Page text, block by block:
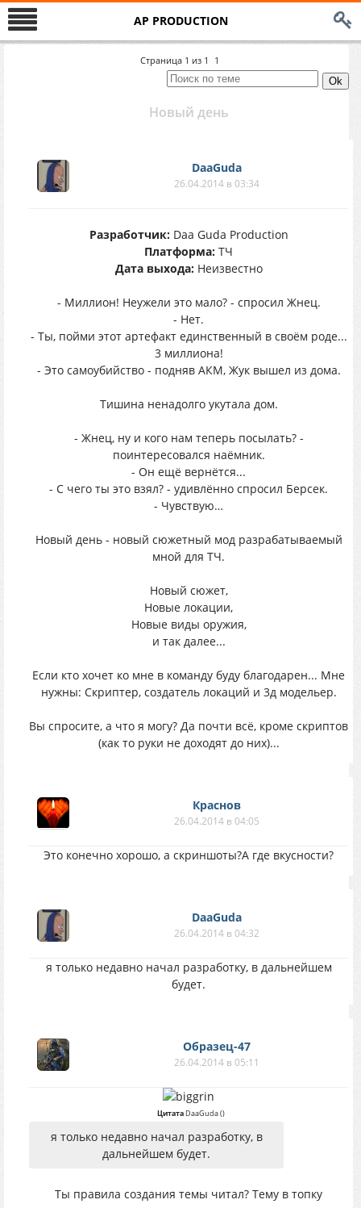
AP PRODUCTION
Страница 1 из 1 1
Новый день
DaaGuda
26.04.2014 в 03:34
Разработчик:Daa Guda Production
Платформа: ТЧ
Дата выхода:Неизвестно
- Миллион! Неужели это мало? - спросил Жнец.
- Нет.
- Ты, пойми этот артефакт единственный в своём роде...
3 миллиона!
- Это самоубийство - подняв АКМ, Жук вышел из дома.
Тишина ненадолго укутала дом.
- Жнец, ну и кого нам теперь посылать? -
поинтересовался наёмник.
- Он ещё вернётся...
- С чего ты это взял? - удивлённо спросил Берсек.
- Чувствую…
Новый день - новый сюжетный мод разрабатываемый
мной для ТЧ.
Новый сюжет,
Новые локации,
Новые виды оружия,
и так далее...
Если кто хочет ко мне в команду буду благодарен... Мне
нужны: Скриптер, создатель локаций и 3д модельер.
Вы спросите, а что я могу? Да почти всё, кроме скриптов
(как то руки не доходят до них)...
Краснов
26.04.2014 в 04:05
Это конечно хорошо, а скриншоты?А где вкусности?
DaaGuda
26.04.2014 в 04:32
я только недавно начал разработку, в дальнейшем
будет.
Образец-47
26.04.2014 в 05:11
ЦитатаDaaGuda()
я только недавно начал разработку, в
дальнейшем будет.
Ты правила создания темы читал? Тему в топку